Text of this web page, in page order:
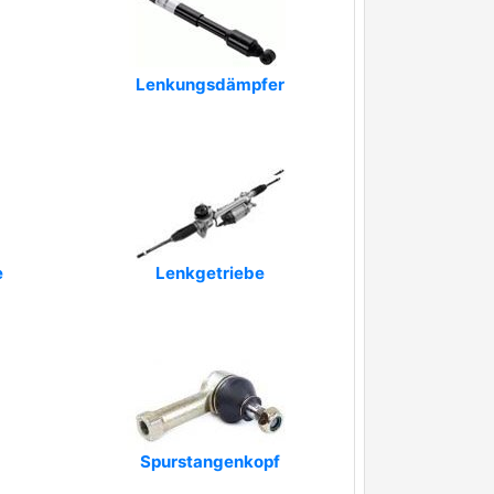
Lenkungsdämpfer
Lenkgetriebe
Spurstangenkopf